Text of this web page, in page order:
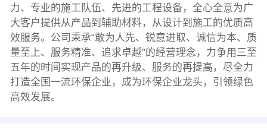
力、专业的施工队伍、先进的工程设备，全心全意为广
大客户提供从产品到辅助材料，从设计到施工的优质高
效服务。公司秉承“敢为人先、锐意进取、诚信为本、质
量至上、服务精准、追求卓越”的经营理念，力争用三至
五年的时间实现产品的再升级、服务的再提高，尽全力
打造全国一流环保企业，成为环保企业龙头，引领绿色
高效发展。